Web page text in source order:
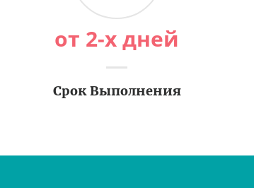
от 2-х дней
Срок Выполнения